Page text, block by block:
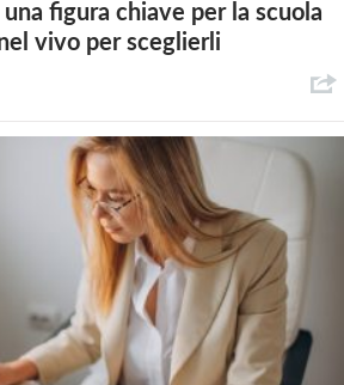
figura chiave per la scuola
vivo per sceglierli